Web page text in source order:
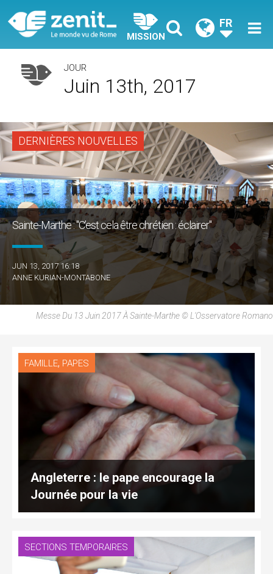
MISSION
FR
JOUR
Juin 13th, 2017
DERNIÈRES NOUVELLES
Sainte-Marthe : "C’est cela être chrétien : éclairer"
JUN 13, 2017 16:18
ANNE KURIAN-MONTABONE
Messe Du 13 Juin 2017 À Sainte-Marthe © L'Osservatore Romano
FAMILLE, PAPES
Angleterre : le pape encourage la
Journée pour la vie
SECTIONS TEMPORAIRES